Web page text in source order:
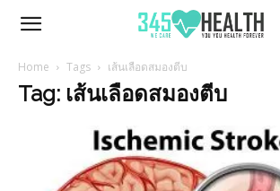
345Health
Home Tags เส้นเลือดสมองตีบ
Tag: เส้นเลือดสมองตีบ